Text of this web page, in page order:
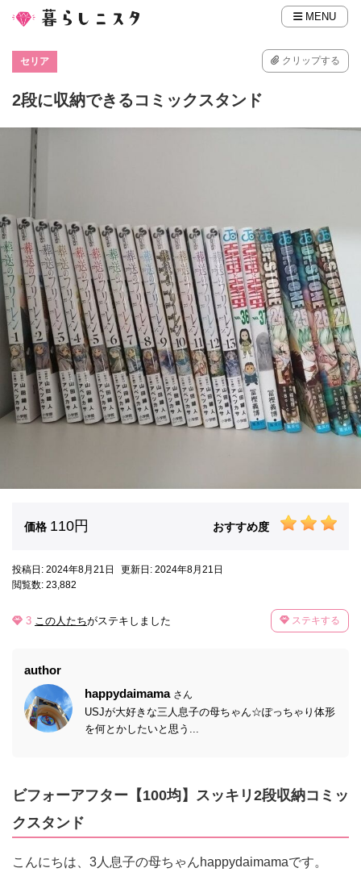
MENU
セリア クリップする
2段に収納できるコミックスタンド
価格 110円 おすすめ度
投稿日: 2024年8月21日
更新日: 2024年8月21日
閲覧数: 23,882
3 この人たちがステキしました ステキする
author
happydaimama さん
USJが大好きな三人息子の母ちゃん☆ぽっちゃり体形
を何とかしたいと思う...
ビフォーアフター【100均】スッキリ2段収納コミッ
クスタンド
こんにちは、3人息子の母ちゃんhappydaimamaです。